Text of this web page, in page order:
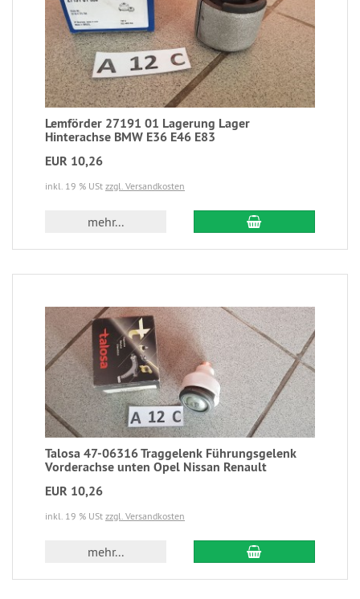
Lemförder 27191 01 Lagerung Lager
Hinterachse BMW E36 E46 E83
EUR 10,26
inkl. 19 % USt zzgl. Versandkosten
mehr...
Talosa 47-06316 Traggelenk Führungsgelenk
Vorderachse unten Opel Nissan Renault
EUR 10,26
inkl. 19 % USt zzgl. Versandkosten
mehr...